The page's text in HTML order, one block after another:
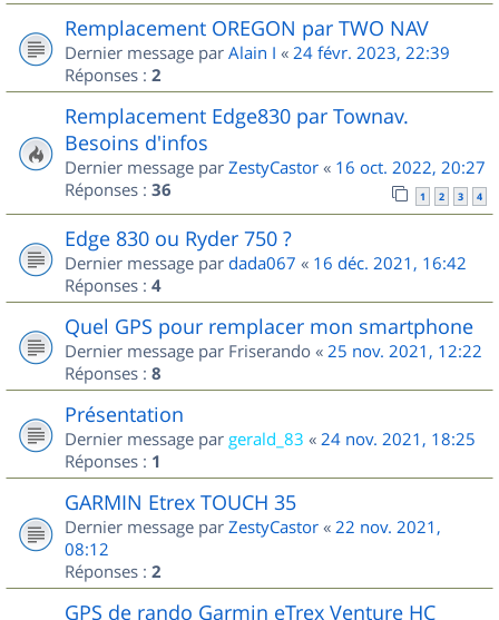
Remplacement OREGON par TWO NAV
Dernier message par Alain I « 24 févr. 2023, 22:39
Réponses : 2
Remplacement Edge830 par Townav.
Besoins d'infos
Dernier message par ZestyCastor « 16 oct. 2022, 20:27
Réponses : 36 1 2 3 4
Edge 830 ou Ryder 750 ?
Dernier message par dada067 « 16 déc. 2021, 16:42
Réponses : 4
Quel GPS pour remplacer mon smartphone
Dernier message par Friserando « 25 nov. 2021, 12:22
Réponses : 8
Présentation
Dernier message par gerald_83 « 24 nov. 2021, 18:25
Réponses : 1
GARMIN Etrex TOUCH 35
Dernier message par ZestyCastor « 22 nov. 2021,
08:12
Réponses : 2
GPS de rando Garmin eTrex Venture HC